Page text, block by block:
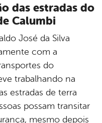
das estradas do
Calumbi
José da Silva
com a
do
trabalhando na
estradas de terra
possam transitar
mesmo depois